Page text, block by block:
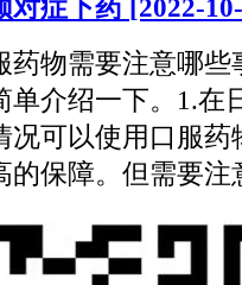
对症下药
[2022-
药物需要注意哪些
单介绍一下。1.在
况可以使用口服药
的保障。但需要注